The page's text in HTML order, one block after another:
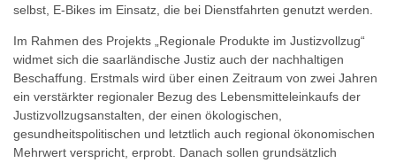
selbst, E-Bikes im Einsatz, die bei Dienstfahrten genutzt werden.
Im Rahmen des Projekts „Regionale Produkte im Justizvollzug“
widmet sich die saarländische Justiz auch der nachhaltigen
Beschaffung. Erstmals wird über einen Zeitraum von zwei Jahren
ein verstärkter regionaler Bezug des Lebensmitteleinkaufs der
Justizvollzugsanstalten, der einen ökologischen,
gesundheitspolitischen und letztlich auch regional ökonomischen
Mehrwert verspricht, erprobt. Danach sollen grundsätzlich